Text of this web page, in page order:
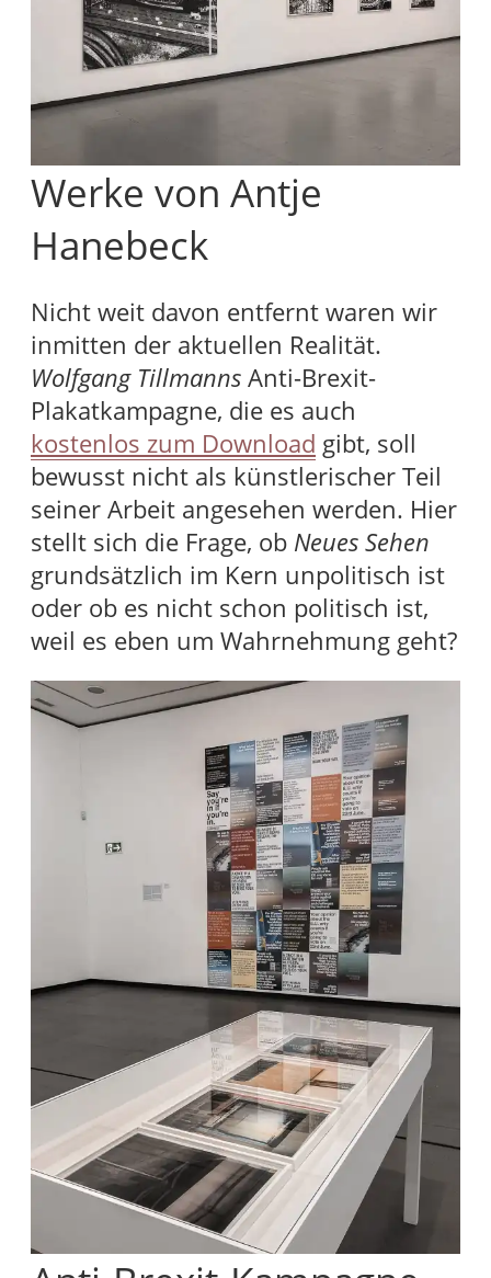
Werke von Antje
Hanebeck
Nicht weit davon entfernt waren wir
inmitten der aktuellen Realität.
Wolfgang Tillmanns Anti-Brexit-
Plakatkampagne, die es auch
kostenlos zum Download gibt, soll
bewusst nicht als künstlerischer Teil
seiner Arbeit angesehen werden. Hier
stellt sich die Frage, ob Neues Sehen
grundsätzlich im Kern unpolitisch ist
oder ob es nicht schon politisch ist,
weil es eben um Wahrnehmung geht?